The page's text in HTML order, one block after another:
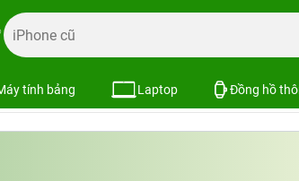
tính bảng Laptop Đồng hồ
dự phòng Sạc dự phòng Energizer 10.000mAh /3.7V Li-
10.000mAh /3.7V Li-
So sánh